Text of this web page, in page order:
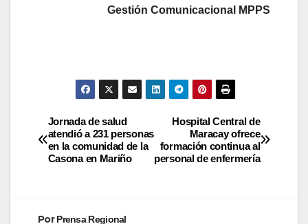
Gestión Comunicacional MPPS
Hospital Central de
Maracay ofrece
formación continua al
personal de enfermería
Jornada de salud
atendió a 231 personas
en la comunidad de la
Casona en Mariño
PorPrensa Regional